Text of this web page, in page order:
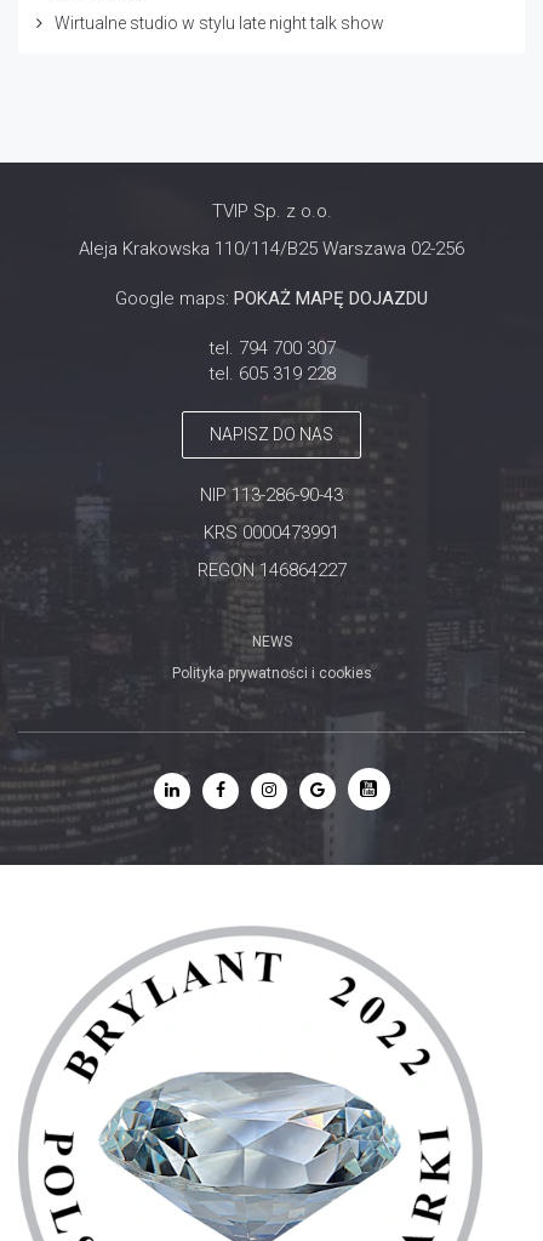
Wirtualne studio w stylu late night talk show
TVIP Sp. z o.o.
Aleja Krakowska 110/114/B25 Warszawa 02-256
Google maps: POKAŻ MAPĘ DOJAZDU
tel. 794 700 307
tel. 605 319 228
NAPISZ DO NAS
NIP 113-286-90-43
KRS 0000473991
REGON 146864227
NEWS
Polityka prywatności i cookies